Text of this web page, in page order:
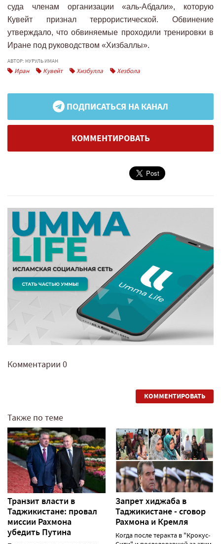
суда членам организации «аль-Абдали», которую
Кувейт признал террористической. Обвинение
утверждало, что обвиняемые проходили тренировки в
Иране под руководством «Хизбаллы».
АВТОР: НУРУЛЬ ИМАН
Иран Кувейт Хизбулла Хезбола
ПОДПИСАТЬСЯ НА КАНАЛ
КОММЕНТИРОВАТЬ
Комментарии 0
КОММЕНТИРОВАТЬ
Также по теме
Транзит власти в
Таджикистане: провал
миссии Рахмона
убедить Путина
Запрет хиджаба в
Таджикистане - сговор
Рахмона и Кремля
Когда после теракта в "Крокус-